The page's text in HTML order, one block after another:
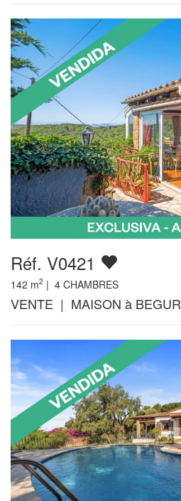
Réf. V0421
142 m2 | 4 CHAMBRES
VENTE | MAISON à BEGUR